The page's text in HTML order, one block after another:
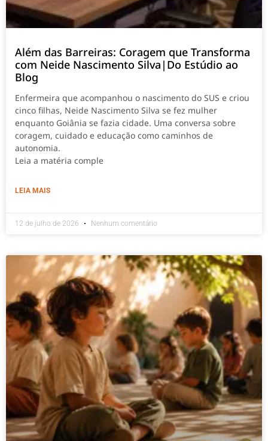
Além das Barreiras: Coragem que Transforma
com Neide Nascimento Silva|Do Estúdio ao
Blog
Enfermeira que acompanhou o nascimento do SUS e criou
cinco filhas, Neide Nascimento Silva se fez mulher
enquanto Goiânia se fazia cidade. Uma conversa sobre
coragem, cuidado e educação como caminhos de
autonomia.
Leia a matéria comple
LEIA MAIS
12 de julho de 2026 Nenhum comentário